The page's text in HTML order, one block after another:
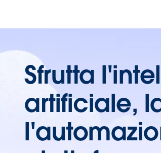
Sfrutta
artificiale,